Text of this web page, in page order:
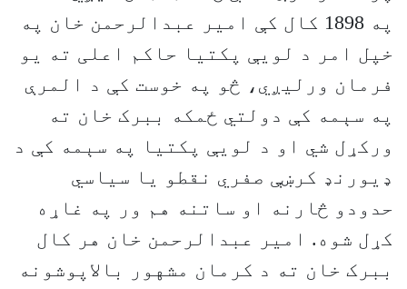
په 1898 کال کې امیر عبدالرحمن خان په
خپل امر د لویې پکتیا حاکم اعلی ته یو
فرمان ورلیږي، څو په خوست کې د المرې
په سېمه کې دولتي ځمکه ببرک خان ته
ورکړل شي ‌او د لویې پکتیا په سېمه کې د
ډیورنډ کرښې صفري نقطو یا سیاسي
حدودو څارنه او ساتنه هم ور په غاړه
کړل شوه. امیر عبدالرحمن خان هر کال
ببرک خان ته د کرمان مشهور بالاپوشونه